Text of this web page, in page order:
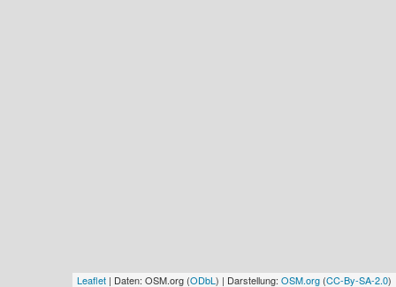
Leaflet | Daten: OSM.org (ODbL ) | Darstellung: OSM.org (CC-By-SA-2.0)